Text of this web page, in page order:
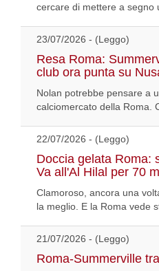
cercare di mettere a segno
23/07/2026 - (Leggo)
Resa Roma:
club ora punta su
Nolan potrebbe pensare a
calciomercato della Roma.
22/07/2026 - (Leggo)
Doccia gelata Roma:
Va all'Al Hilal per 70
Clamoroso, ancora una
la meglio. E la Roma vede
21/07/2026 - (Leggo)
Roma-Summerville